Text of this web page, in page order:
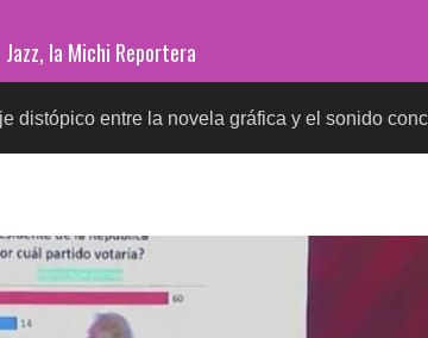
Jazz, la Michi Reportera
la novela gráfica y el sonido conceptual